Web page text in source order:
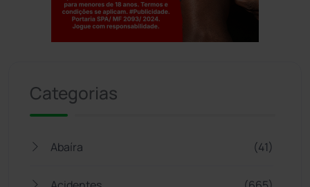
Categorias
Abaíra (41)